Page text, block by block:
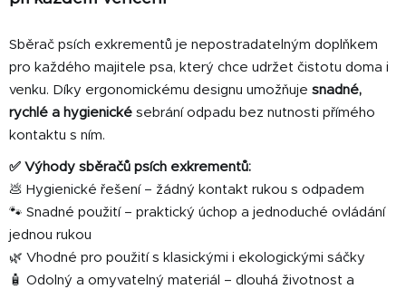
c
í
p
r
y
v
ý
i
s
Sběrač psích exkrementů je nepostradatelným doplňkem
pro každého majitele psa, který chce udržet čistotu doma i
venku. Díky ergonomickému designu umožňuje snadné,
rychlé a hygienické sebrání odpadu bez nutnosti přímého
kontaktu s ním.
✅ Výhody sběračů psích exkrementů:
💩 Hygienické řešení – žádný kontakt rukou s odpadem
🐾 Snadné použití – praktický úchop a jednoduché ovládání
jednou rukou
🌿 Vhodné pro použití s klasickými i ekologickými sáčky
🧴 Odolný a omyvatelný materiál – dlouhá životnost a